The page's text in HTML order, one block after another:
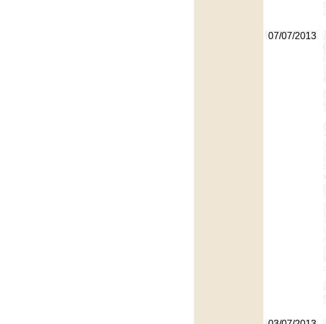
07/07/2013